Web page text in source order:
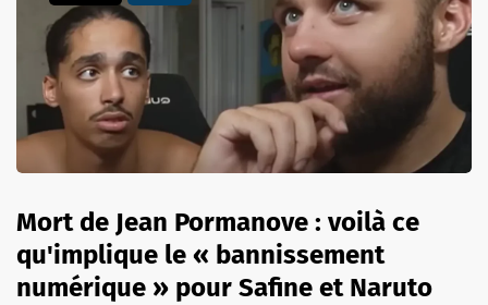
Mort de Jean Pormanove : voilà ce
qu'implique le « bannissement
numérique » pour Safine et Naruto